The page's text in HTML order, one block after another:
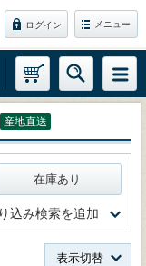
ログイン メニュー
産地直送
在庫あり
込み検索を追加
表示切替